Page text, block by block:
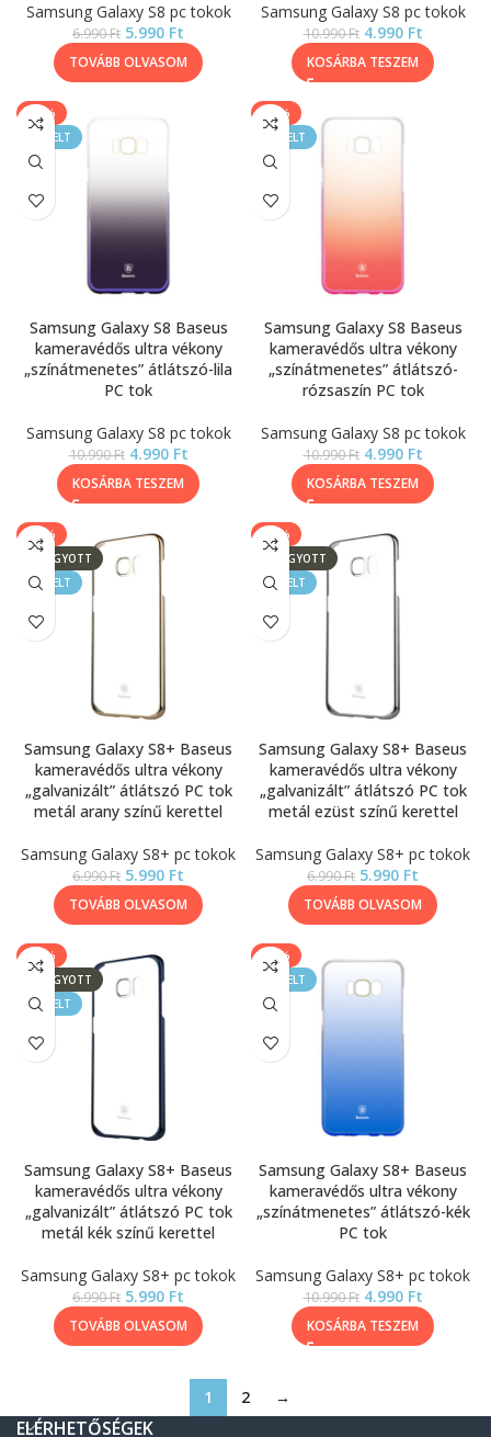
Samsung Galaxy S8 pc tokok
6.990Ft 5.990 Ft
TOVÁBB OLVASOM
Samsung Galaxy S8 pc tokok
10.990Ft 4.990 Ft
KOSÁRBA TESZEM
-55%
KIEMELT
Samsung Galaxy S8 Baseus
kameravédős ultra vékony
„színátmenetes” átlátszó-lila
PC tok
Samsung Galaxy S8 pc tokok
10.990Ft 4.990 Ft
KOSÁRBA TESZEM
-55%
KIEMELT
Samsung Galaxy S8 Baseus
kameravédős ultra vékony
„színátmenetes” átlátszó-
rózsaszín PC tok
Samsung Galaxy S8 pc tokok
10.990Ft 4.990 Ft
KOSÁRBA TESZEM
-14%
ELFOGYOTT
KIEMELT
Samsung Galaxy S8+ Baseus
kameravédős ultra vékony
„galvanizált” átlátszó PC tok
metál arany színű kerettel
Samsung Galaxy S8+ pc tokok
6.990Ft 5.990 Ft
TOVÁBB OLVASOM
-14%
ELFOGYOTT
KIEMELT
Samsung Galaxy S8+ Baseus
kameravédős ultra vékony
„galvanizált” átlátszó PC tok
metál ezüst színű kerettel
Samsung Galaxy S8+ pc tokok
6.990Ft 5.990 Ft
TOVÁBB OLVASOM
-14%
ELFOGYOTT
KIEMELT
Samsung Galaxy S8+ Baseus
kameravédős ultra vékony
„galvanizált” átlátszó PC tok
metál kék színű kerettel
Samsung Galaxy S8+ pc tokok
6.990Ft 5.990 Ft
TOVÁBB OLVASOM
-55%
KIEMELT
Samsung Galaxy S8+ Baseus
kameravédős ultra vékony
„színátmenetes” átlátszó-kék
PC tok
Samsung Galaxy S8+ pc tokok
10.990Ft 4.990 Ft
KOSÁRBA TESZEM
1 2 →
ELÉRHETŐSÉGEK